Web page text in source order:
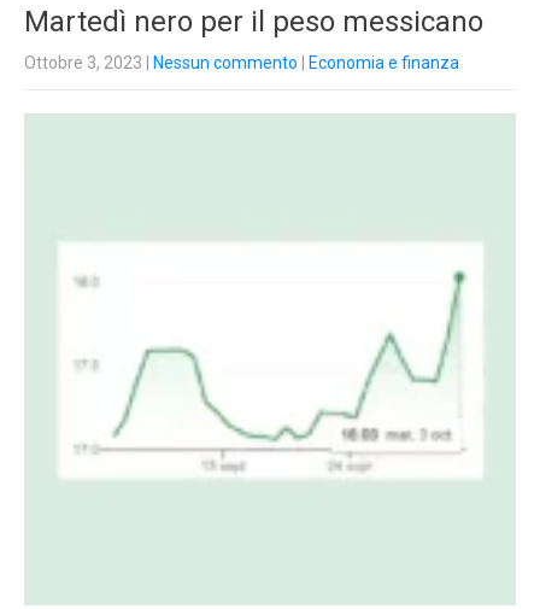
Martedì nero per il peso messicano
Ottobre 3, 2023 Nessun commento Economia e finanza